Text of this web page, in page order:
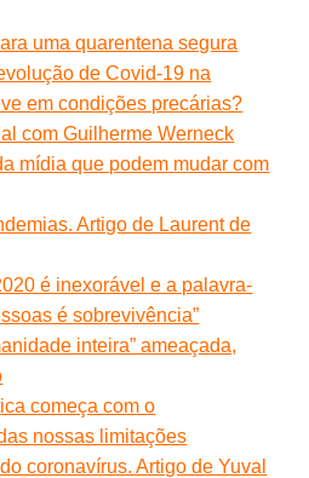
uma quarentena segura
de Covid-19 na
em condições precárias?
com Guilherme Werneck
mídia que podem mudar com
Artigo de Laurent de
é inexorável e a palavra-
é sobrevivência”
inteira” ameaçada,
começa com o
nossas limitações
coronavírus. Artigo de Yuval